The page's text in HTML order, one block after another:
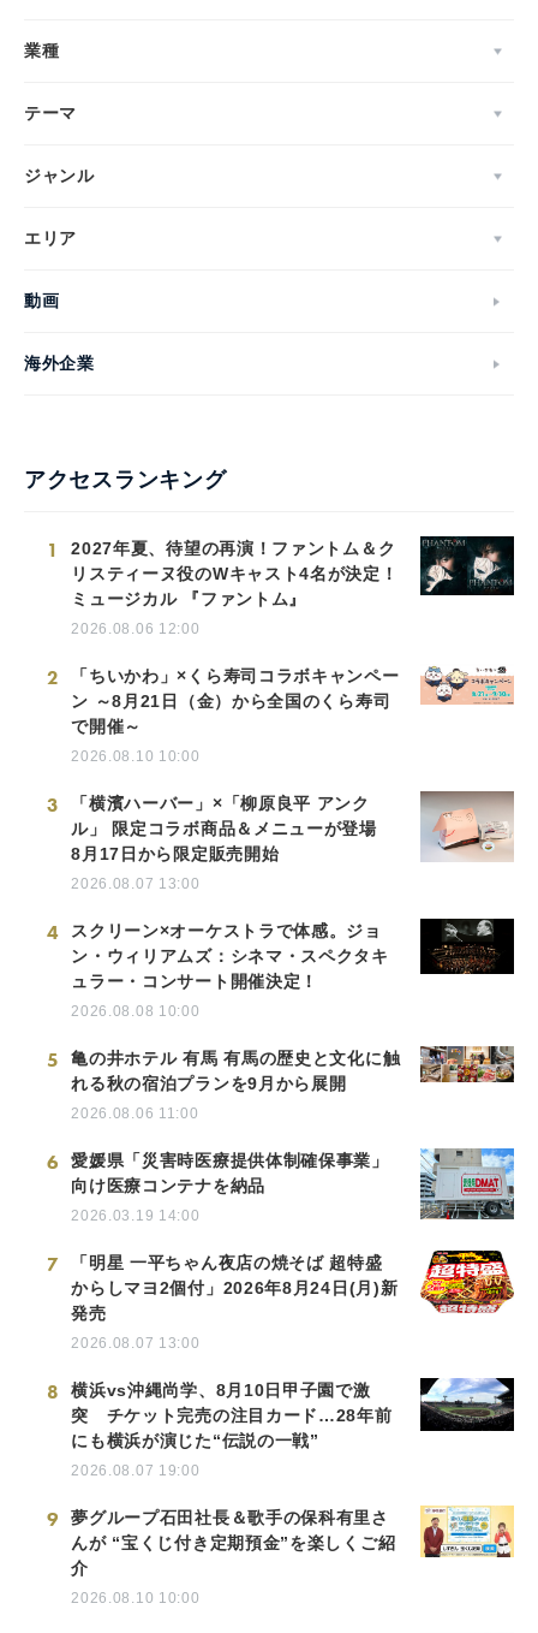
業種
テーマ
ジャンル
エリア
動画
海外企業
アクセスランキング
1
2027年夏、待望の再演！ファントム＆ク
リスティーヌ役のWキャスト4名が決定！
ミュージカル 『ファントム』
2026.08.06 12:00
2
「ちいかわ」×くら寿司コラボキャンペー
ン ～8月21日（金）から全国のくら寿司
で開催～
2026.08.10 10:00
3
「横濱ハーバー」×「柳原良平 アンク
ル」 限定コラボ商品＆メニューが登場
8月17日から限定販売開始
2026.08.07 13:00
4
スクリーン×オーケストラで体感。ジョ
ン・ウィリアムズ：シネマ・スペクタキ
ュラー・コンサート開催決定！
2026.08.08 10:00
5
亀の井ホテル 有馬 有馬の歴史と文化に触
れる秋の宿泊プランを9月から展開
2026.08.06 11:00
6
愛媛県「災害時医療提供体制確保事業」
向け医療コンテナを納品
2026.03.19 14:00
7
「明星 一平ちゃん夜店の焼そば 超特盛
からしマヨ2個付」2026年8月24日(月)新
発売
2026.08.07 13:00
8
横浜vs沖縄尚学、8月10日甲子園で激
突 チケット完売の注目カード…28年前
にも横浜が演じた“伝説の一戦”
2026.08.07 19:00
9
夢グループ石田社長＆歌手の保科有里さ
んが “宝くじ付き定期預金”を楽しくご紹
介
2026.08.10 10:00